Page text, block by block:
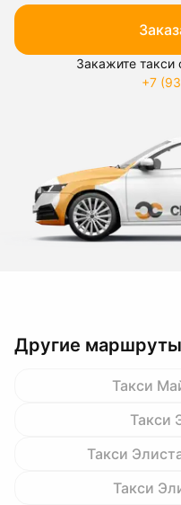
Закажите такси
+7
Другие маршруты
Такси
Такси
Такси
Такси